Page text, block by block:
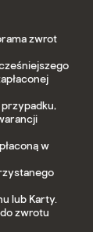
zwrot
w
lub Karty.
zwrotu